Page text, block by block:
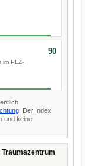
im PLZ-
90
. Der Index
und keine